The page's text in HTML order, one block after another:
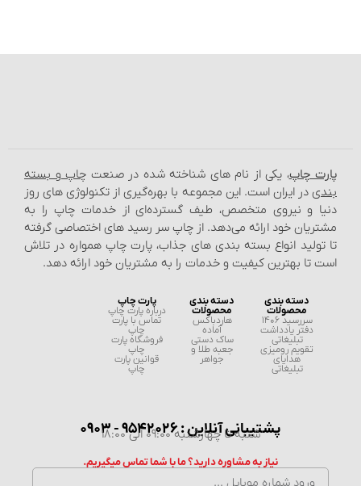
پارت چاپ، یکی از نام‌ های شناخته شده در صنعت چاپ و بسته‌
بندی در ایران است. این مجموعه با بهره‌گیری از تکنولوژی‌ های روز
دنیا و نیروی متخصص، طیف گسترده‌ای از خدمات چاپ را به
مشتریان خود ارائه می‌دهد. از چاپ سر رسید های اختصاصی گرفته
تا تولید انواع بسته‌ بندی‌ های جذاب، پارت چاپ همواره در تلاش
است تا بهترین کیفیت و خدمات را به مشتریان خود ارائه دهد.
دسته بندی
محصولات
سررسید 1406
دفتر یادداشت
تبلیغاتی
تقویم رومیزی
هدایای
تبلیغاتی
دسته بندی
محصولات
هاردباکس
آماده
ساک دستی
جعبه طلا و
جواهر
پارت چاپ
درباره پارت چاپ
تماس با پارت
چاپ
فروشگاه پارت
چاپ
قوانین پارت
چاپ
پشتیبانی آنلاین : 9542026 - 0903
شنبه تا چهارشنبه 09:00 الی 18:00
نیاز به مشاوره دارید؟ ما با شما تماس میگیریم.